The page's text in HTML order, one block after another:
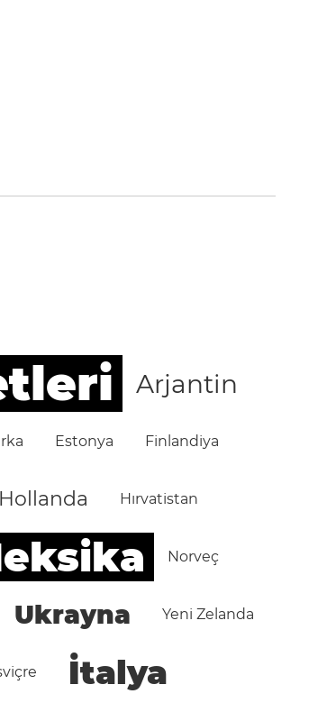
Arjantin
Estonya Finlandiya
Hollanda Hırvatistan
Norveç
Ukrayna Yeni Zelanda
İtalya